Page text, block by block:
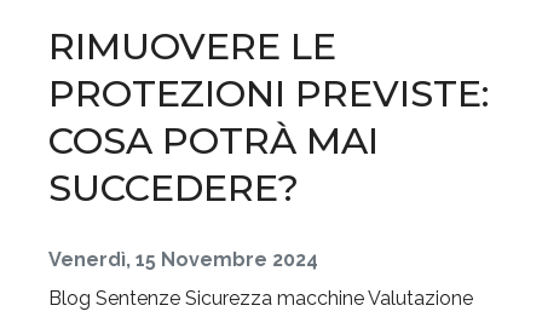
RIMUOVERE LE
PROTEZIONI PREVISTE:
COSA POTRÀ MAI
SUCCEDERE?
Venerdì, 15 Novembre 2024
Blog Sentenze Sicurezza macchineValutazione